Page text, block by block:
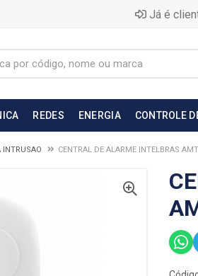
Já é
REDES ENERGIA CONTROLE
INTRUSAO CENTRAL DE ALARME INTELBRAS